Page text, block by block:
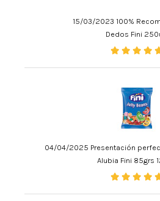
15/03/2023 100%
Dedos Fini
04/04/2025 Presentación
Alubia Fini 85grs